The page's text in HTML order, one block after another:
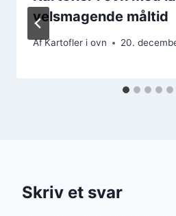
velsmagende måltid
AfKartofler i ovn 20.
Skriv et svar